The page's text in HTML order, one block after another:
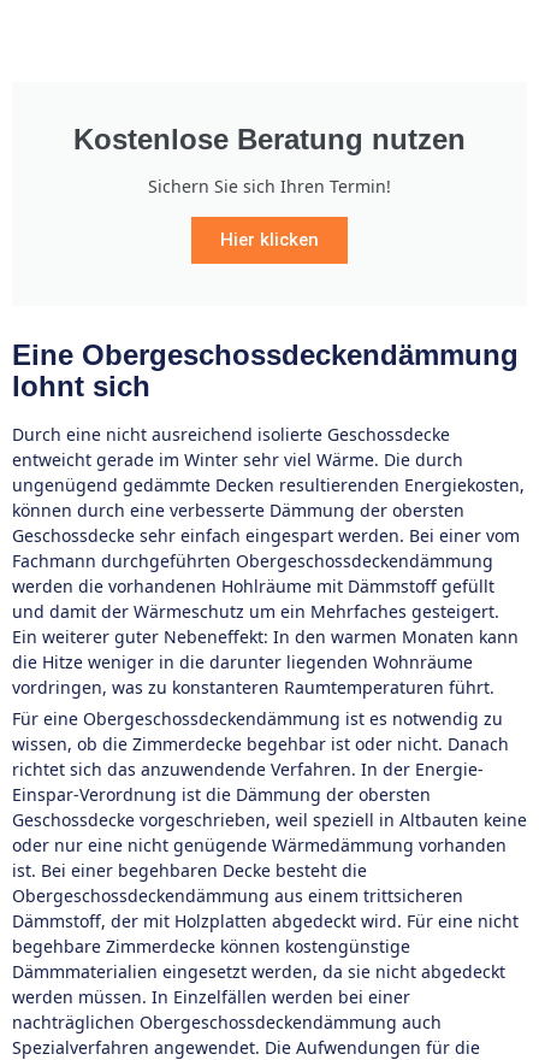
Kostenlose Beratung nutzen
Sichern Sie sich Ihren Termin!
Hier klicken
Eine Obergeschossdeckendämmung
lohnt sich
Durch eine nicht ausreichend isolierte Geschossdecke
entweicht gerade im Winter sehr viel Wärme. Die durch
ungenügend gedämmte Decken resultierenden Energiekosten,
können durch eine verbesserte Dämmung der obersten
Geschossdecke sehr einfach eingespart werden. Bei einer vom
Fachmann durchgeführten Obergeschossdeckendämmung
werden die vorhandenen Hohlräume mit Dämmstoff gefüllt
und damit der Wärmeschutz um ein Mehrfaches gesteigert.
Ein weiterer guter Nebeneffekt: In den warmen Monaten kann
die Hitze weniger in die darunter liegenden Wohnräume
vordringen, was zu konstanteren Raumtemperaturen führt.
Für eine Obergeschossdeckendämmung ist es notwendig zu
wissen, ob die Zimmerdecke begehbar ist oder nicht. Danach
richtet sich das anzuwendende Verfahren. In der Energie-
Einspar-Verordnung ist die Dämmung der obersten
Geschossdecke vorgeschrieben, weil speziell in Altbauten keine
oder nur eine nicht genügende Wärmedämmung vorhanden
ist. Bei einer begehbaren Decke besteht die
Obergeschossdeckendämmung aus einem trittsicheren
Dämmstoff, der mit Holzplatten abgedeckt wird. Für eine nicht
begehbare Zimmerdecke können kostengünstige
Dämmmaterialien eingesetzt werden, da sie nicht abgedeckt
werden müssen. In Einzelfällen werden bei einer
nachträglichen Obergeschossdeckendämmung auch
Spezialverfahren angewendet. Die Aufwendungen für die